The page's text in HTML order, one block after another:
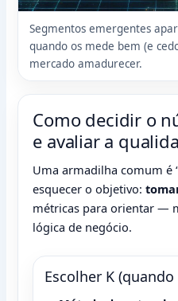
Segmentos emergentes
quando os mede bem (e
mercado amadurecer.
Como decidir o
e avaliar a
Uma armadilha comum é
esquecer o objetivo:
métricas para orientar —
lógica de negócio.
Escolher K